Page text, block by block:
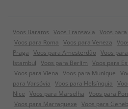
Voos Baratos Voos Transavia Voos
Voos para Roma Voos para Veneza
Praga Voos para Amesterdão Voos
Istambul Voos para Berlim Voos para
Voos para Viena Voos para Munique
para Varsóvia Voos para Helsínquia
Nice Voos para Marselha Voos para
Voos para Marraquexe Voos para